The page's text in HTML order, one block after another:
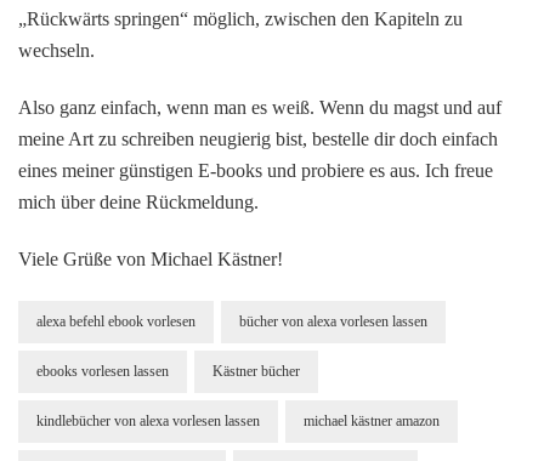
„Rückwärts springen“ möglich, zwischen den Kapiteln zu
wechseln.
Also ganz einfach, wenn man es weiß. Wenn du magst und auf
meine Art zu schreiben neugierig bist, bestelle dir doch einfach
eines meiner günstigen E-books und probiere es aus. Ich freue
mich über deine Rückmeldung.
Viele Grüße von Michael Kästner!
alexa befehl ebook vorlesen bücher von alexa vorlesen lassen
ebooks vorlesen lassen Kästner bücher
kindlebücher von alexa vorlesen lassen michael kästner amazon